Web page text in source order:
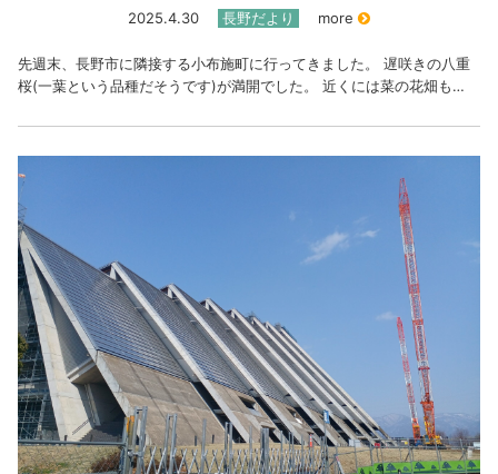
2025.4.30 長野だより more
先週末、長野市に隣接する小布施町に行ってきました。 遅咲きの八重
桜(一葉という品種だそうです)が満開でした。 近くには菜の花畑も…